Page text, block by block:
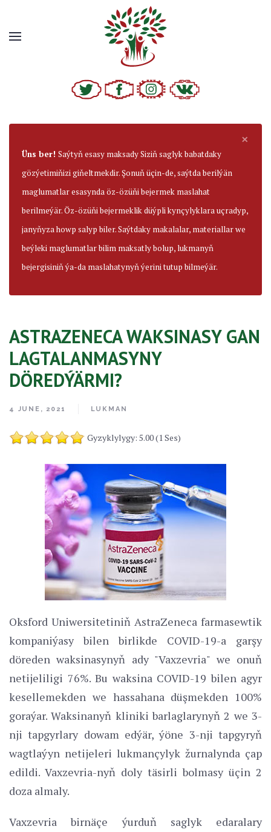
×
Üns ber! Saýtyň esasy maksady Siziň saglyk babatdaky
gözýetimiňizi giňeltmekdir. Şonuň üçin-de, saýtda berilýän
maglumatlar esasynda öz-özüňi bejermek maslahat
berilmeýär. Öz-özüňi bejermeklik düýpli kynçylyklara uçradyp,
janyňyza howp salyp biler. Saýtdaky makalalar, materiallar we
beýleki maglumatlar bilim maksatly bolup, lukmanyň
bejergisiniň ýa-da maslahatynyň ýerini tutup bilmeýär.
ASTRAZENECA WAKSINASY GAN
LAGTALANMASYNY
DÖREDÝÄRMI?
4 JUNE, 2021 LUKMAN
Gyzyklylygy: 5.00 (1 Ses)
Oksford Uniwersitetiniň AstraZeneca farmasewtik
kompaniýasy bilen birlikde COVID-19-a garşy
döreden waksinasynyň ady "Vaxzevria" we onuň
netijeliligi 76%. Bu waksina COVID-19 bilen agyr
kesellemekden we hassahana düşmekden 100%
goraýar. Waksinanyň kliniki barlaglarynyň 2 we 3-
nji tapgyrlary dowam edýär, ýöne 3-nji tapgyryň
wagtlaýyn netijeleri lukmançylyk žurnalynda çap
edildi. Vaxzevria-nyň doly täsirli bolmasy üçin 2
doza almaly.
Vaxzevria birnäçe ýurduň saglyk edaralary